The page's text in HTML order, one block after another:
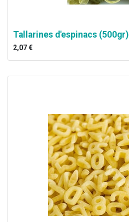
Tallarines d'espinacs (500gr)
2,07€